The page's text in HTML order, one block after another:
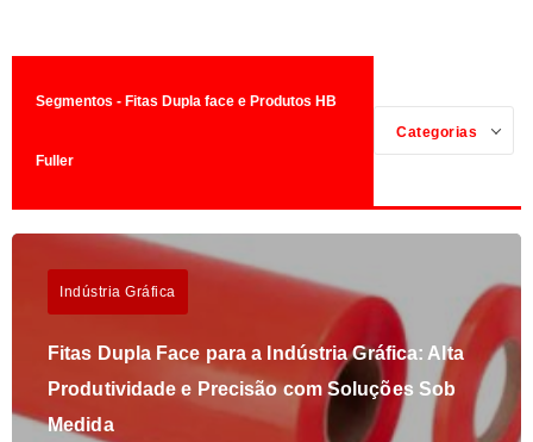
Segmentos - Fitas Dupla face e Produtos HB
Fuller
Categorias
Indústria Gráfica
Fitas Dupla Face para a Indústria Gráfica: Alta
Produtividade e Precisão com Soluções Sob
Medida